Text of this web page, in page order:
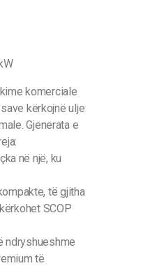
komerciale
kërkojnë ulje
Gjenerata e
në një, ku
të gjitha
SCOP
ndryshueshme
të